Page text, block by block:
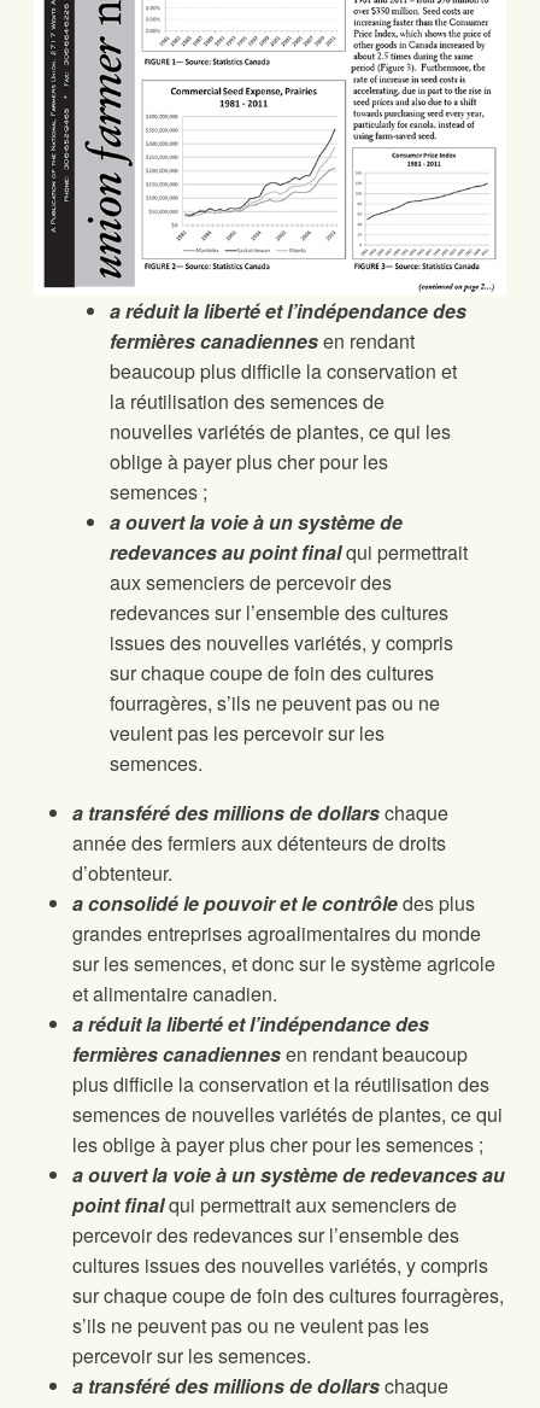
a réduit la liberté et l’indépendance des
fermières canadiennesen rendant
beaucoup plus difficile la conservation et
la réutilisation des semences de
nouvelles variétés de plantes, ce qui les
oblige à payer plus cher pour les
semences ;
a ouvert la voie à un système de
redevances au point finalqui permettrait
aux semenciers de percevoir des
redevances sur l’ensemble des cultures
issues des nouvelles variétés, y compris
sur chaque coupe de foin des cultures
fourragères, s’ils ne peuvent pas ou ne
veulent pas les percevoir sur les
semences.
a transféré des millions de dollarschaque
année des fermiers aux détenteurs de droits
d’obtenteur.
a consolidé le pouvoir et le contrôledes plus
grandes entreprises agroalimentaires du monde
sur les semences, et donc sur le système agricole
et alimentaire canadien.
a réduit la liberté et l’indépendance des
fermières canadiennesen rendant beaucoup
plus difficile la conservation et la réutilisation des
semences de nouvelles variétés de plantes, ce qui
les oblige à payer plus cher pour les semences ;
a ouvert la voie à un système de redevances au
point finalqui permettrait aux semenciers de
percevoir des redevances sur l’ensemble des
cultures issues des nouvelles variétés, y compris
sur chaque coupe de foin des cultures fourragères,
s’ils ne peuvent pas ou ne veulent pas les
percevoir sur les semences.
a transféré des millions de dollarschaque